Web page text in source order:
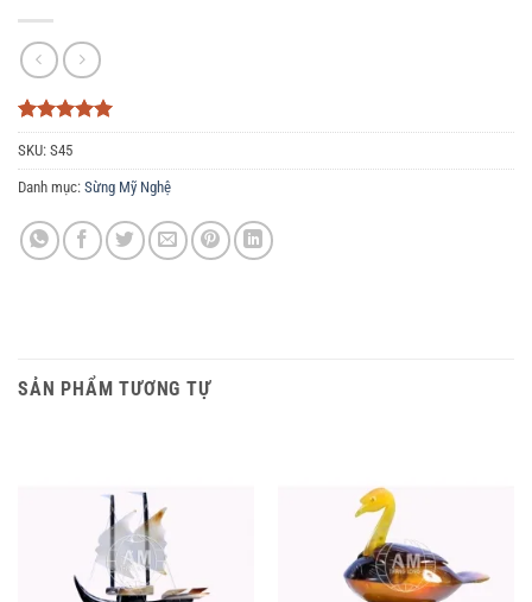
5trên 5
dựa trên
3
đánh giá
SKU: S45
Danh mục: Sừng Mỹ Nghệ
SẢN PHẨM TƯƠNG TỰ